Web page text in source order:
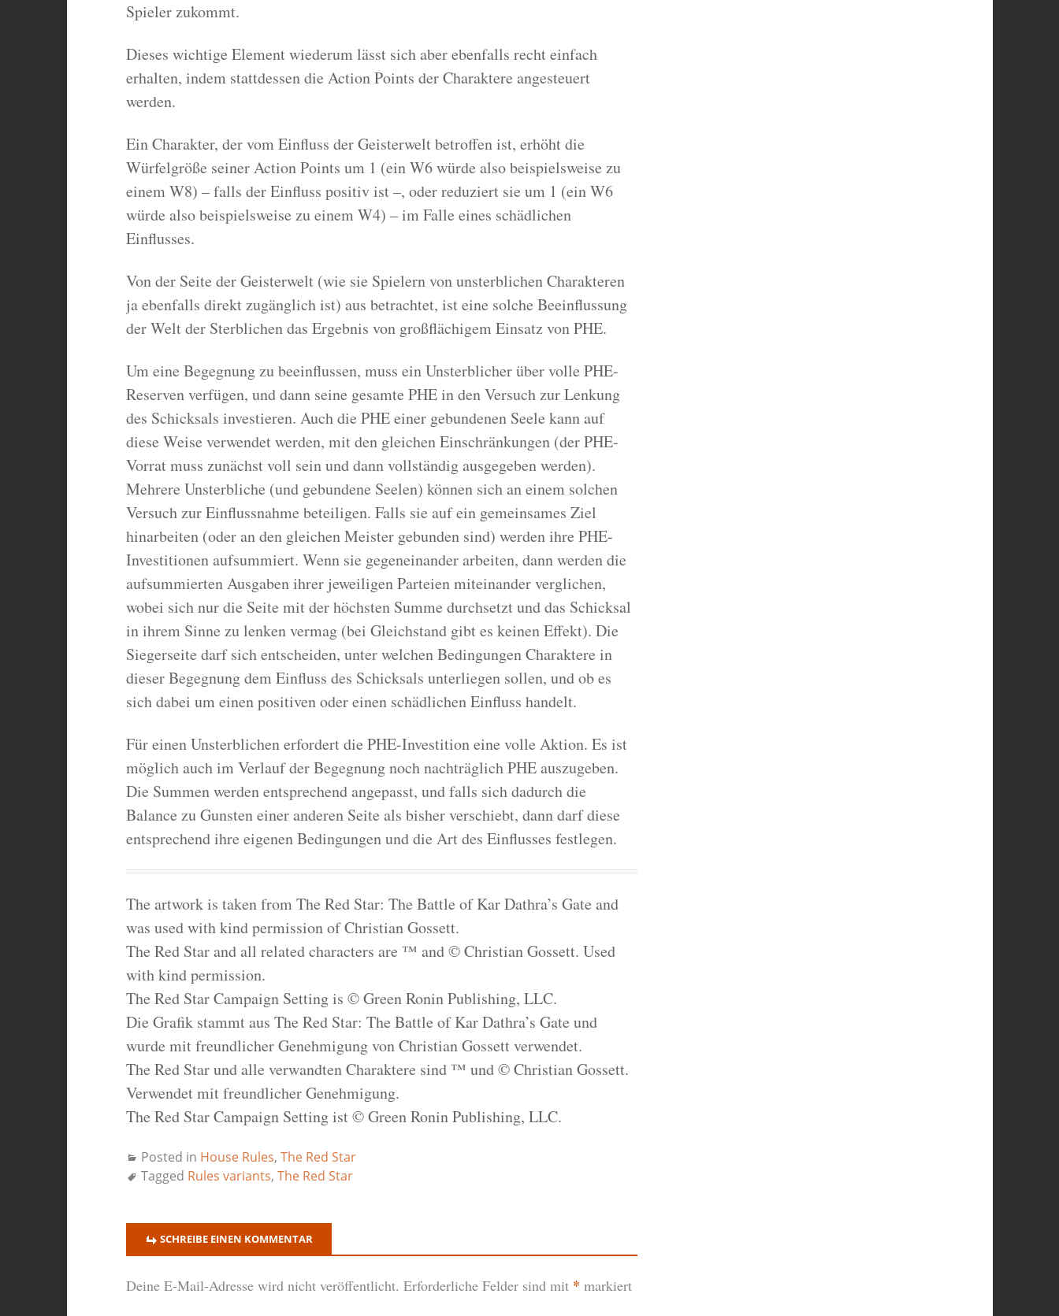
Spieler zukommt.
Dieses wichtige Element wiederum lässt sich aber ebenfalls recht einfach
erhalten, indem stattdessen die Action Points der Charaktere angesteuert
werden.
Ein Charakter, der vom Einfluss der Geisterwelt betroffen ist, erhöht die
Würfelgröße seiner Action Points um 1 (ein W6 würde also beispielsweise zu
einem W8) – falls der Einfluss positiv ist –, oder reduziert sie um 1 (ein W6
würde also beispielsweise zu einem W4) – im Falle eines schädlichen
Einflusses.
Von der Seite der Geisterwelt (wie sie Spielern von unsterblichen Charakteren
ja ebenfalls direkt zugänglich ist) aus betrachtet, ist eine solche Beeinflussung
der Welt der Sterblichen das Ergebnis von großflächigem Einsatz von PHE.
Um eine Begegnung zu beeinflussen, muss ein Unsterblicher über volle PHE-
Reserven verfügen, und dann seine gesamte PHE in den Versuch zur Lenkung
des Schicksals investieren. Auch die PHE einer gebundenen Seele kann auf
diese Weise verwendet werden, mit den gleichen Einschränkungen (der PHE-
Vorrat muss zunächst voll sein und dann vollständig ausgegeben werden).
Mehrere Unsterbliche (und gebundene Seelen) können sich an einem solchen
Versuch zur Einflussnahme beteiligen. Falls sie auf ein gemeinsames Ziel
hinarbeiten (oder an den gleichen Meister gebunden sind) werden ihre PHE-
Investitionen aufsummiert. Wenn sie gegeneinander arbeiten, dann werden die
aufsummierten Ausgaben ihrer jeweiligen Parteien miteinander verglichen,
wobei sich nur die Seite mit der höchsten Summe durchsetzt und das Schicksal
in ihrem Sinne zu lenken vermag (bei Gleichstand gibt es keinen Effekt). Die
Siegerseite darf sich entscheiden, unter welchen Bedingungen Charaktere in
dieser Begegnung dem Einfluss des Schicksals unterliegen sollen, und ob es
sich dabei um einen positiven oder einen schädlichen Einfluss handelt.
Für einen Unsterblichen erfordert die PHE-Investition eine volle Aktion. Es ist
möglich auch im Verlauf der Begegnung noch nachträglich PHE auszugeben.
Die Summen werden entsprechend angepasst, und falls sich dadurch die
Balance zu Gunsten einer anderen Seite als bisher verschiebt, dann darf diese
entsprechend ihre eigenen Bedingungen und die Art des Einflusses festlegen.
The artwork is taken from The Red Star: The Battle of Kar Dathra’s Gate and
was used with kind permission of Christian Gossett.
The Red Star and all related characters are ™ and © Christian Gossett. Used
with kind permission.
The Red Star Campaign Setting is © Green Ronin Publishing, LLC.
Die Grafik stammt aus The Red Star: The Battle of Kar Dathra’s Gate und
wurde mit freundlicher Genehmigung von Christian Gossett verwendet.
The Red Star und alle verwandten Charaktere sind ™ und © Christian Gossett.
Verwendet mit freundlicher Genehmigung.
The Red Star Campaign Setting ist © Green Ronin Publishing, LLC.
Posted in House Rules, The Red Star
Tagged Rules variants, The Red Star
SCHREIBE EINEN KOMMENTAR
Deine E-Mail-Adresse wird nicht veröffentlicht. Erforderliche Felder sind mit * markiert